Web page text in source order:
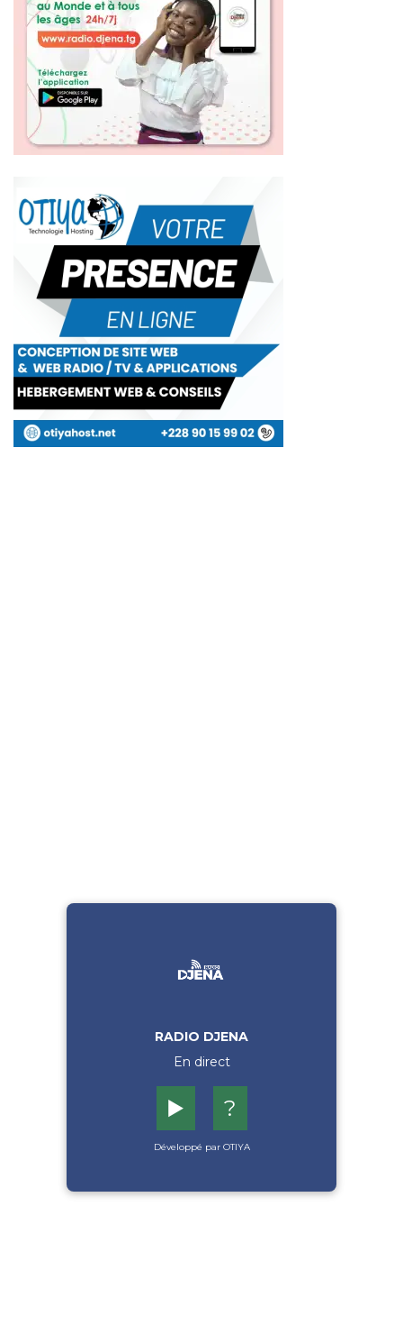
RADIO DJENA
En direct
▶️ ?
Développé par OTIYA